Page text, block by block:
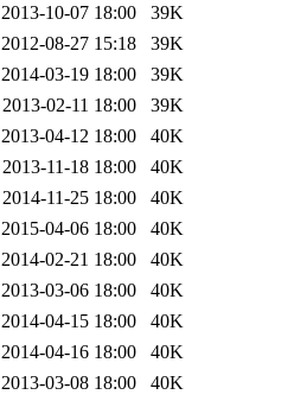
2013-10-07 18:00
39K
2012-08-27 15:18
39K
2014-03-19 18:00
39K
2013-02-11 18:00
39K
2013-04-12 18:00
40K
2013-11-18 18:00
40K
2014-11-25 18:00
40K
2015-04-06 18:00
40K
2014-02-21 18:00
40K
2013-03-06 18:00
40K
2014-04-15 18:00
40K
2014-04-16 18:00
40K
2013-03-08 18:00
40K